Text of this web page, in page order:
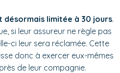
désormais limitée à 30 jours.
si leur assureur ne règle pas
ci leur sera réclamée. Cette
donc à exercer eux-mêmes
de leur compagnie.